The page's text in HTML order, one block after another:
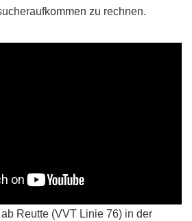
zu rechnen.
Reutte (VVT Linie 76) in der